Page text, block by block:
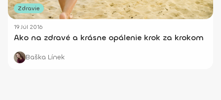
Zdravie
19 Júl 2016
Ako na zdravé a krásne opálenie krok za krokom
Baška Línek